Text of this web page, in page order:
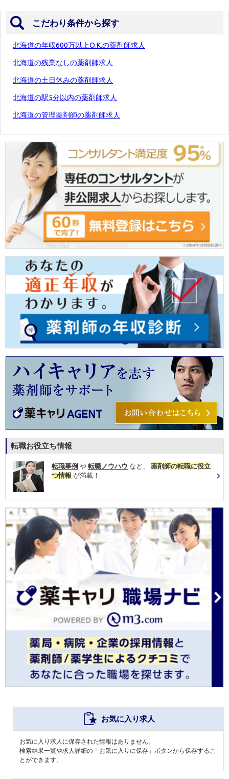
こだわり条件から探す
北海道の年収600万以上O.K.の薬剤師求人
北海道の残業なしの薬剤師求人
北海道の土日休みの薬剤師求人
北海道の駅5分以内の薬剤師求人
北海道の管理薬剤師の薬剤師求人
転職お役立ち情報
転職事例 や 転職ノウハウ など、 薬剤師の転職に役立
つ情報 が満載！
お気に入り求人
お気に入り求人に保存された情報はありません。
検索結果一覧や求人詳細の「お気に入りに保存」ボタンから保存するこ
とができます。